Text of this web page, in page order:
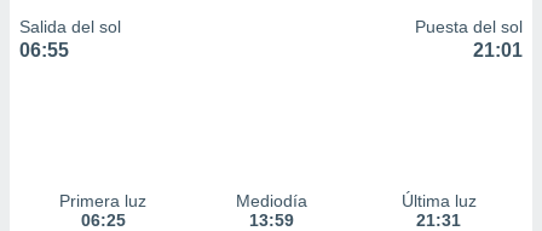
Salida del sol
06:55
Puesta del sol
21:01
Primera luz
06:25
Mediodía
13:59
Última luz
21:31